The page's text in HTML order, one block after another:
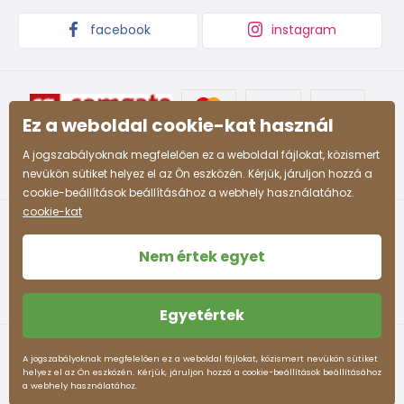
facebook instagram
pidilidi.hu © 2026. WebdesignLitvanyi.sk.
Ez a weboldal cookie-kat használ
A jogszabályoknak megfelelően ez a weboldal fájlokat, közismert
nevükön sütiket helyez el az Ön eszközén. Kérjük, járuljon hozzá a
cookie-beállítások beállításához a webhely használatához.
cookie-kat
Nem értek egyet
Egyetértek
A jogszabályoknak megfelelően ez a weboldal fájlokat, közismert nevükön sütiket
helyez el az Ön eszközén. Kérjük, járuljon hozzá a cookie-beállítások beállításához
a webhely használatához.